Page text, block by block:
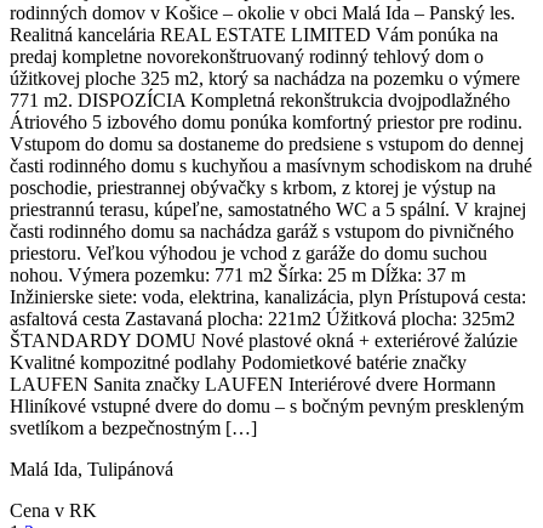
rodinných domov v Košice – okolie v obci Malá Ida – Panský les.
Realitná kancelária REAL ESTATE LIMITED Vám ponúka na
predaj kompletne novorekonštruovaný rodinný tehlový dom o
úžitkovej ploche 325 m2, ktorý sa nachádza na pozemku o výmere
771 m2. DISPOZÍCIA Kompletná rekonštrukcia dvojpodlažného
Átriového 5 izbového domu ponúka komfortný priestor pre rodinu.
Vstupom do domu sa dostaneme do predsiene s vstupom do dennej
časti rodinného domu s kuchyňou a masívnym schodiskom na druhé
poschodie, priestrannej obývačky s krbom, z ktorej je výstup na
priestrannú terasu, kúpeľne, samostatného WC a 5 spální. V krajnej
časti rodinného domu sa nachádza garáž s vstupom do pivničného
priestoru. Veľkou výhodou je vchod z garáže do domu suchou
nohou. Výmera pozemku: 771 m2 Šírka: 25 m Dĺžka: 37 m
Inžinierske siete: voda, elektrina, kanalizácia, plyn Prístupová cesta:
asfaltová cesta Zastavaná plocha: 221m2 Úžitková plocha: 325m2
ŠTANDARDY DOMU Nové plastové okná + exteriérové žalúzie
Kvalitné kompozitné podlahy Podomietkové batérie značky
LAUFEN Sanita značky LAUFEN Interiérové dvere Hormann
Hliníkové vstupné dvere do domu – s bočným pevným preskleným
svetlíkom a bezpečnostným […]
Malá Ida, Tulipánová
Cena v RK